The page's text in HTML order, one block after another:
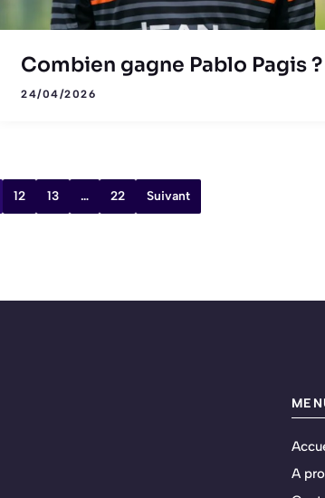
Combien gagne Pablo Pagis ?
24/04/2026
12 13 … 22 Suivant
A